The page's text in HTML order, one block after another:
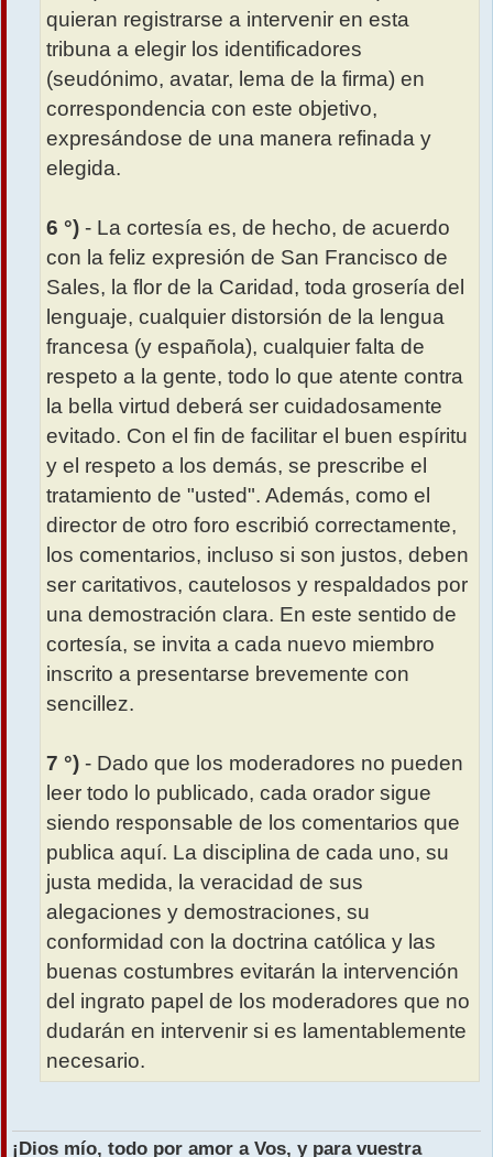
quieran registrarse a intervenir en esta
tribuna a elegir los identificadores
(seudónimo, avatar, lema de la firma) en
correspondencia con este objetivo,
expresándose de una manera refinada y
elegida.
6 °) - La cortesía es, de hecho, de acuerdo
con la feliz expresión de San Francisco de
Sales, la flor de la Caridad, toda grosería del
lenguaje, cualquier distorsión de la lengua
francesa (y española), cualquier falta de
respeto a la gente, todo lo que atente contra
la bella virtud deberá ser cuidadosamente
evitado. Con el fin de facilitar el buen espíritu
y el respeto a los demás, se prescribe el
tratamiento de "usted". Además, como el
director de otro foro escribió correctamente,
los comentarios, incluso si son justos, deben
ser caritativos, cautelosos y respaldados por
una demostración clara. En este sentido de
cortesía, se invita a cada nuevo miembro
inscrito a presentarse brevemente con
sencillez.
7 °) - Dado que los moderadores no pueden
leer todo lo publicado, cada orador sigue
siendo responsable de los comentarios que
publica aquí. La disciplina de cada uno, su
justa medida, la veracidad de sus
alegaciones y demostraciones, su
conformidad con la doctrina católica y las
buenas costumbres evitarán la intervención
del ingrato papel de los moderadores que no
dudarán en intervenir si es lamentablemente
necesario.
¡Dios mío, todo por amor a Vos, y para vuestra